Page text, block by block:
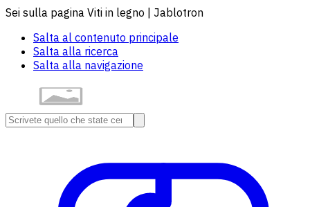
Sei sulla pagina Viti in legno | Jablotron
Salta al contenuto principale
Salta alla ricerca
Salta alla navigazione